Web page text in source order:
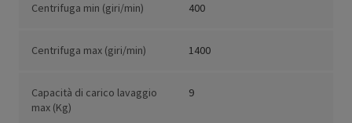
Centrifuga min (giri/min) 400
Centrifuga max (giri/min) 1400
Capacità di carico lavaggio
max (Kg)
9